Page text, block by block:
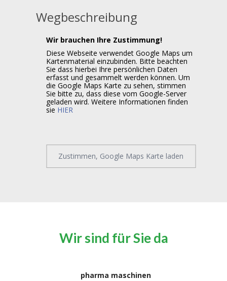
Wir sind für Sie da
pharma maschinen
Wegbeschreibung
Wir brauchen Ihre Zustimmung!
Diese Webseite verwendet Google Maps um
Kartenmaterial einzubinden. Bitte beachten
Sie dass hierbei Ihre persönlichen Daten
erfasst und gesammelt werden können. Um
die Google Maps Karte zu sehen, stimmen
Sie bitte zu, dass diese vom Google-Server
geladen wird. Weitere Informationen finden
sie HIER
Zustimmen, Google Maps Karte laden